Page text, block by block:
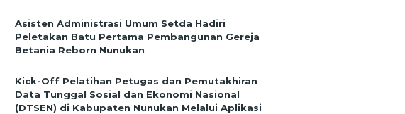
Asisten Administrasi Umum Setda Hadiri
Peletakan Batu Pertama Pembangunan Gereja
Betania Reborn Nunukan
Kick-Off Pelatihan Petugas dan Pemutakhiran
Data Tunggal Sosial dan Ekonomi Nasional
(DTSEN) di Kabupaten Nunukan Melalui Aplikasi